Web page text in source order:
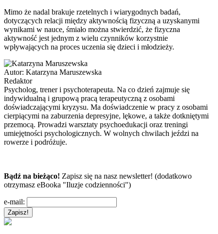
Mimo że nadal brakuje rzetelnych i wiarygodnych badań,
dotyczących relacji między aktywnością fizyczną a uzyskanymi
wynikami w nauce, śmiało można stwierdzić, że fizyczna
aktywność jest jednym z wielu czynników korzystnie
wpływających na proces uczenia się dzieci i młodzieży.
Autor: Katarzyna Maruszewska
Redaktor
Psycholog, trener i psychoterapeuta. Na co dzień zajmuje się
indywidualną i grupową pracą terapeutyczną z osobami
doświadczającymi kryzysu. Ma doświadczenie w pracy z osobami
cierpiącymi na zaburzenia depresyjne, lękowe, a także dotkniętymi
przemocą. Prowadzi warsztaty psychoedukacji oraz treningi
umiejętności psychologicznych. W wolnych chwilach jeździ na
rowerze i podróżuje.
Bądź na bieżąco! Zapisz się na nasz newsletter! (dodatkowo
otrzymasz eBooka "Iluzje codzienności")
e-mail: